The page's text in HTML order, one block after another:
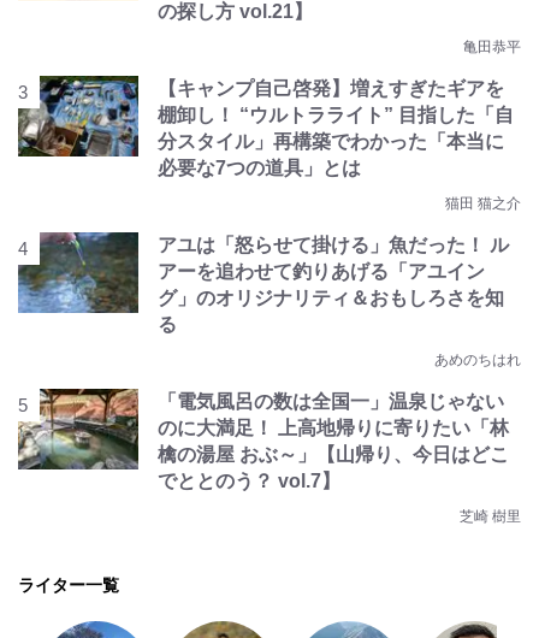
の探し方 vol.21】
亀田恭平
【キャンプ自己啓発】増えすぎたギアを
棚卸し！ “ウルトラライト” 目指した「自
分スタイル」再構築でわかった「本当に
必要な7つの道具」とは
猫田 猫之介
アユは「怒らせて掛ける」魚だった！ ル
アーを追わせて釣りあげる「アユイン
グ」のオリジナリティ＆おもしろさを知
る
あめのちはれ
「電気風呂の数は全国一」温泉じゃない
のに大満足！ 上高地帰りに寄りたい「林
檎の湯屋 おぶ～」【山帰り、今日はどこ
でととのう？ vol.7】
芝崎 樹里
ライター一覧